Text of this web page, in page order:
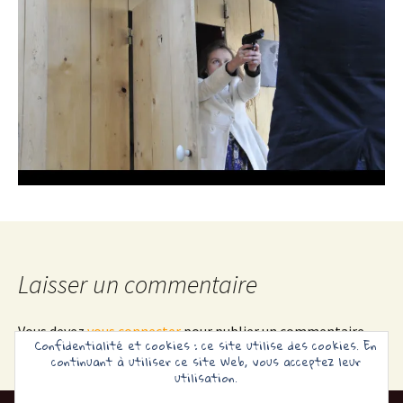
Laisser un commentaire
Vous devezvous connecterpour publier un commentaire.
Confidentialité et cookies : ce site utilise des cookies. En
continuant à utiliser ce site Web, vous acceptez leur
utilisation.